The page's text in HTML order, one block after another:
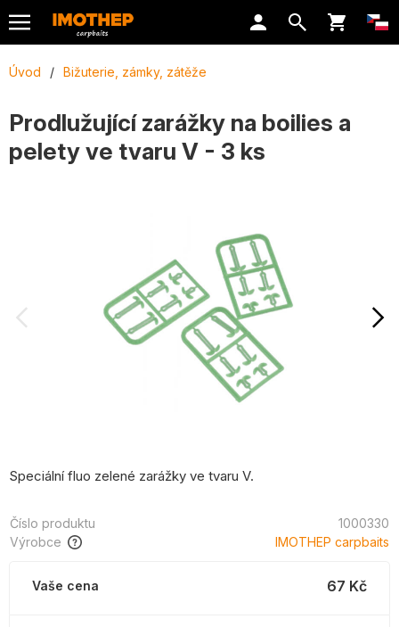
Úvod / Bižuterie, zámky, zátěže
Prodlužující zarážky na boilies a
pelety ve tvaru V - 3 ks
Speciální fluo zelené zarážky ve tvaru V.
Číslo produktu
1000330
Výrobce
IMOTHEP carpbaits
67 Kč
Vaše cena